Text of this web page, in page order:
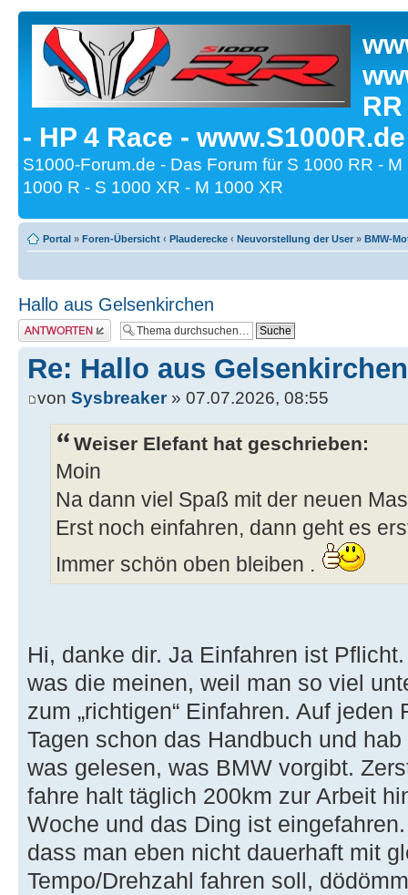
- HP 4 Race -
S1000-Forum.de - Das Forum für S 1000 RR -
1000 R - S 1000 XR - M 1000 XR
Portal » Foren-Übersicht ‹ Plauderecke ‹ Neuvorstellung der User » BMW-
Hallo aus Gelsenkirchen
Antwort erstellen
Re: Hallo aus Gelsenkirchen
von Sysbreaker» 07.07.2026, 08:55
Weiser Elefant hat geschrieben:
Moin
Na dann viel Spaß mit der neuen
Erst noch einfahren, dann geht es
Immer schön oben bleiben .
Hi, danke dir. Ja Einfahren ist
was die meinen, weil man so viel
zum „richtigen“ Einfahren. Auf
Tagen schon das Handbuch und
was gelesen, was BMW vorgibt.
fahre halt täglich 200km zur Arbeit
Woche und das Ding ist
dass man eben nicht dauerhaft mit
Tempo/Drehzahl fahren soll,